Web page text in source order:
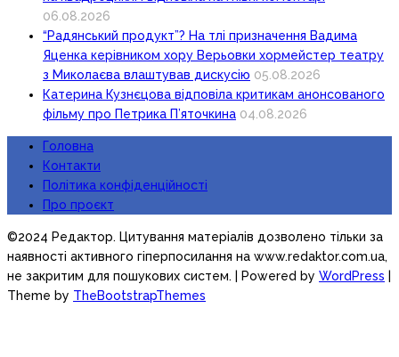
06.08.2026
“Радянський продукт”? На тлі призначення Вадима
Яценка керівником хору Верьовки хормейстер театру
з Миколаєва влаштував дискусію 05.08.2026
Катерина Кузнєцова відповіла критикам анонсованого
фільму про Петрика П’яточкина 04.08.2026
Головна
Контакти
Політика конфіденційності
Про проєкт
©2024 Редактор. Цитування матеріалів дозволено тільки за
наявності активного гіперпосилання на www.redaktor.com.ua,
не закритим для пошукових систем. | Powered by WordPress
Theme by TheBootstrapThemes